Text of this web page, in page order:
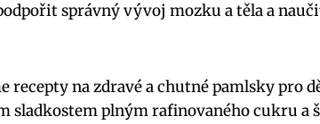
správný vývoj mozku a těla a
recepty na zdravé a chutné pamlsky pro
sladkostem plným rafinovaného cukru a